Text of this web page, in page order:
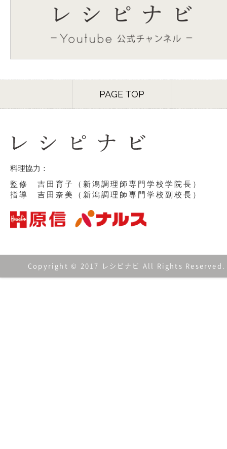
PAGE TOP
料理協力：
監修 吉田育子（新潟調理師専門学校学院長）
指導 吉田奈美（新潟調理師専門学校副校長）
Copyright © 2017 レシピナビ All Rights Reserved.